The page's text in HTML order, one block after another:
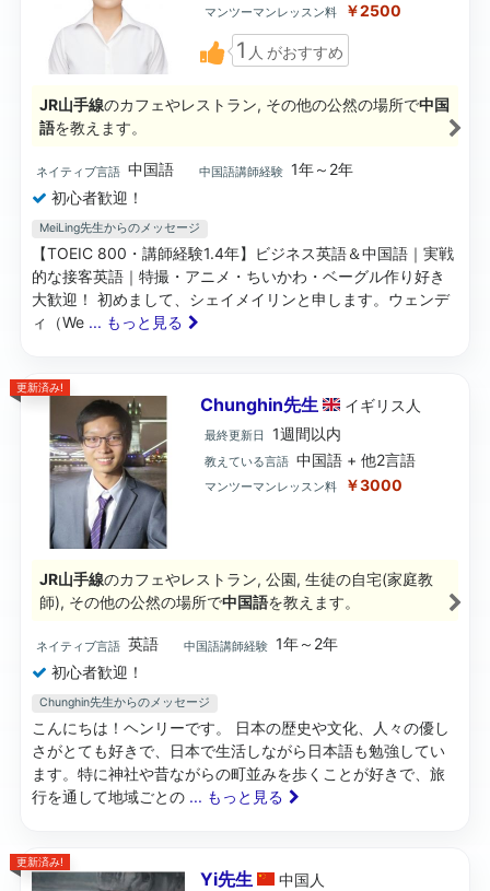
マンツーマンレッスン料 ￥2500
1 人 がおすすめ
JR山手線のカフェやレストラン, その他の公然の場所で中国
語を教えます。
ネイティブ言語 中国語 中国語講師経験 1年～2年
初心者歓迎！
MeiLing先生からのメッセージ
【TOEIC 800・講師経験1.4年】ビジネス英語＆中国語｜実戦
的な接客英語｜特撮・アニメ・ちいかわ・ベーグル作り好き
大歓迎！ 初めまして、シェイメイリンと申します。ウェンデ
ィ（We ... もっと見る
更新済み!
Chunghin先生 イギリス 人
最終更新日 1週間以内
教えている言語 中国語 + 他2言語
マンツーマンレッスン料 ￥3000
JR山手線のカフェやレストラン, 公園, 生徒の自宅(家庭教
師), その他の公然の場所で中国語を教えます。
ネイティブ言語 英語 中国語講師経験 1年～2年
初心者歓迎！
Chunghin先生からのメッセージ
こんにちは！ヘンリーです。 日本の歴史や文化、人々の優し
さがとても好きで、日本で生活しながら日本語も勉強してい
ます。特に神社や昔ながらの町並みを歩くことが好きで、旅
行を通して地域ごとの ... もっと見る
更新済み!
Yi先生 中国 人